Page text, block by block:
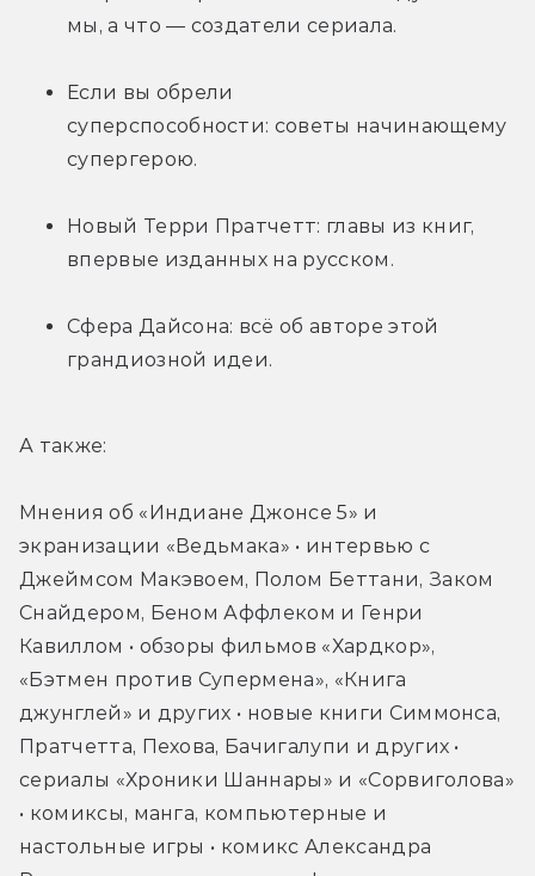
мы, а что — создатели сериала.
Если вы обрели
суперспособности: советы начинающему
супергерою.
Новый Терри Пратчетт: главы из книг,
впервые изданных на русском.
Сфера Дайсона: всё об авторе этой
грандиозной идеи.
А также:
Мнения об «Индиане Джонсе 5» и
экранизации «Ведьмака» • интервью с
Джеймсом Макэвоем, Полом Беттани, Заком
Снайдером, Беном Аффлеком и Генри
Кавиллом • обзоры фильмов «Хардкор»,
«Бэтмен против Супермена», «Книга
джунглей» и других • новые книги Симмонса,
Пратчетта, Пехова, Бачигалупи и других •
сериалы «Хроники Шаннары» и «Сорвиголова»
• комиксы, манга, компьютерные и
настольные игры • комикс Александра